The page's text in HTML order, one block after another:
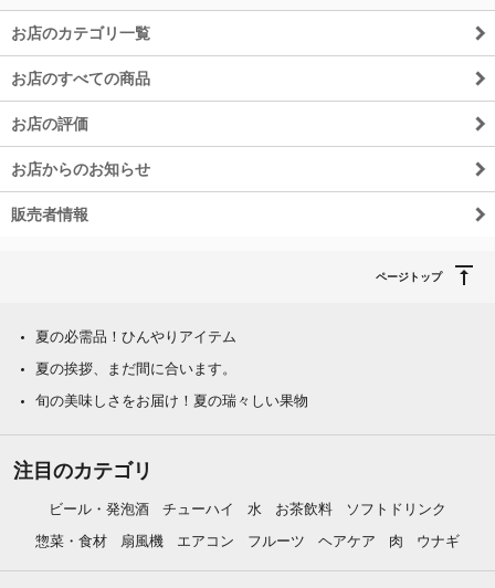
お店のカテゴリ一覧
お店のすべての商品
お店の評価
お店からのお知らせ
販売者情報
ページトップ
夏の必需品！ひんやりアイテム
夏の挨拶、まだ間に合います。
旬の美味しさをお届け！夏の瑞々しい果物
注目のカテゴリ
ビール・発泡酒 チューハイ 水 お茶飲料
ソフトドリンク
惣菜・食材
扇風機 エアコン フルーツ ヘアケア 肉 ウナギ